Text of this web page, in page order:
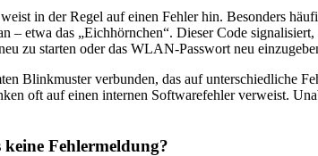
in der Regel auf einen Fehler hin. Besonders
– etwa das „Eichhörnchen“. Dieser Code
zu starten oder das WLAN-Passwort neu
Blinkmuster verbunden, das auf unterschiedliche
oft auf einen internen Softwarefehler verweist.
Fehlermeldung?